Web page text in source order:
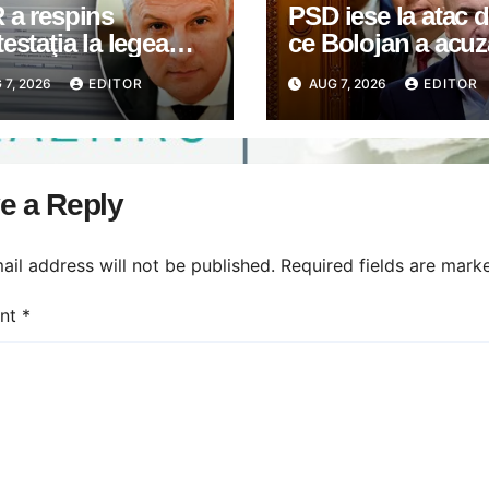
a respins
la legea
de senatorul
de la PSD, care
reluarea
protejate
7, 2026 EDITOR
PSD iese la atac
ce Bolojan a
modificări cu
politică la Legea
O minciună
prin care
AUG 7, 2026 EDITOR
a Reply
address will not be published. Required fields are
*